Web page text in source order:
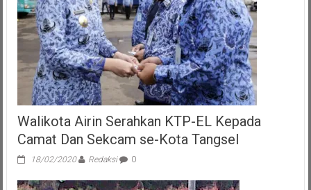
Walikota Airin Serahkan KTP-EL Kepada
Camat Dan Sekcam se-Kota Tangsel
18/02/2020 Redaksi 0